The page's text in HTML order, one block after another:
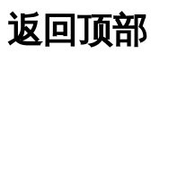
返回顶部